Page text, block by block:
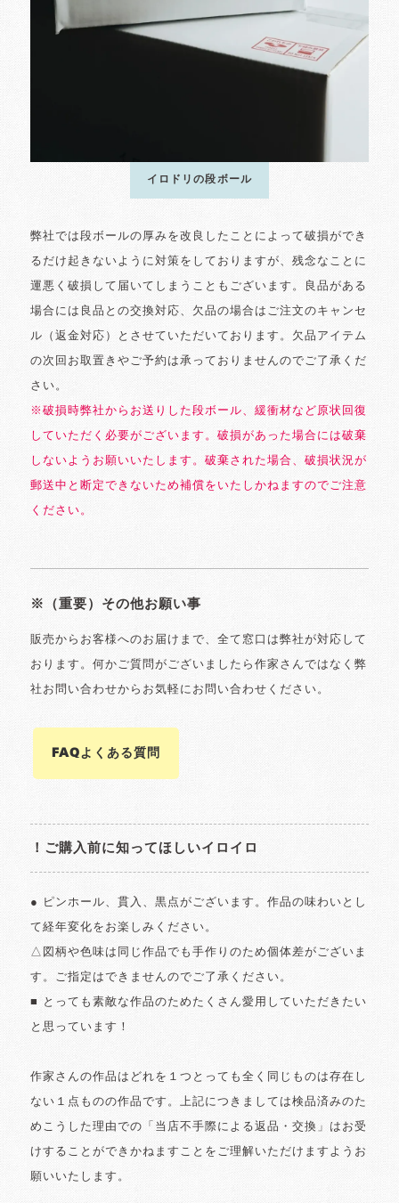
イロドリの段ボール
弊社では段ボールの厚みを改良したことによって破損ができ
るだけ起きないように対策をしておりますが、残念なことに
運悪く破損して届いてしまうこともございます。良品がある
場合には良品との交換対応、欠品の場合はご注文のキャンセ
ル（返金対応）とさせていただいております。欠品アイテム
の次回お取置きやご予約は承っておりませんのでご了承くだ
さい。
※破損時弊社からお送りした段ボール、緩衝材など原状回復
していただく必要がございます。破損があった場合には破棄
しないようお願いいたします。破棄された場合、破損状況が
郵送中と断定できないため補償をいたしかねますのでご注意
ください。
※（重要）その他お願い事
販売からお客様へのお届けまで、全て窓口は弊社が対応して
おります。何かご質問がございましたら作家さんではなく弊
社お問い合わせからお気軽にお問い合わせください。
FAQよくある質問
！ご購入前に知ってほしいイロイロ
● ピンホール、貫入、黒点がございます。作品の味わいとし
て経年変化をお楽しみください。
△図柄や色味は同じ作品でも手作りのため個体差がございま
す。ご指定はできませんのでご了承ください。
■ とっても素敵な作品のためたくさん愛用していただきたい
と思っています！
作家さんの作品はどれを１つとっても全く同じものは存在し
ない１点ものの作品です。上記につきましては検品済みのた
めこうした理由での「当店不手際による返品・交換」はお受
けすることができかねますことをご理解いただけますようお
願いいたします。